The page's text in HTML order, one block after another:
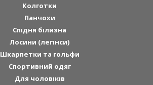
Колготки
Панчохи
Спідня білизна
Лосини (легінси)
Шкарпетки та гольфи
Спортивний одяг
Для чоловіків